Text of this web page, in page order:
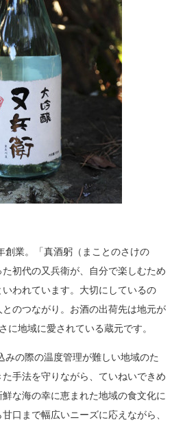
創業。「真酒躬（まことのさけの
初代の又兵衛が、自分で楽しむため
われています。大切にしているの
のつながり。お酒の出荷先は地元が
に地域に愛されている蔵元です。
みの際の温度管理が難しい地域のた
手法を守りながら、ていねいできめ
な海の幸に恵まれた地域の食文化に
口まで幅広いニーズに応えながら、